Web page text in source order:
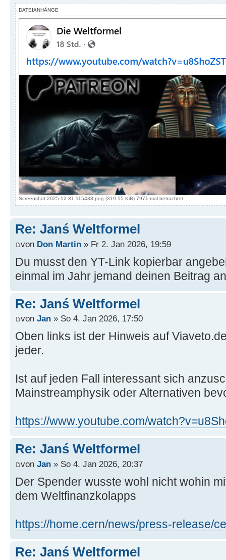
DATEIANHÄNGE
Screenshot 2025-12-31 115433.png (319.15 KiB) 7971-mal betrachtet
Re: Janś Weltformel
von Don Martin » Fr 2. Jan 2026, 19:59
Du musst den YT-Link kopierbar
einmal im Jahr jemand deinen Beitrag
Re: Janś Weltformel
von Jan » So 4. Jan 2026, 17:50
Oben links ist der Hinweis auf
jeder.
Ist auf jeden Fall interessant sich
Mainstreamphysik oder Alternativen
https://www.youtube.com/
Re: Janś Weltformel
von Jan » So 4. Jan 2026, 20:37
Der Spender wusste wohl nicht wohin
dem Weltfinanzkolapps
https://home.cern/news/press-release/
Re: Janś Weltformel